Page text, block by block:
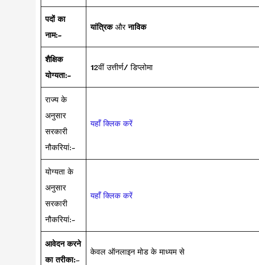
पदों का
नाम:-
यांत्रिकऔरनाविक
शैक्षिक
योग्यता:-
12वीं उत्तीर्ण/ डिप्लोमा
राज्य के
अनुसार
सरकारी
नौकरियां:-
यहाँ क्लिक करें
योग्यता के
अनुसार
सरकारी
नौकरियां:-
यहाँ क्लिक करें
आवेदन करने
का तरीका:–
केवल ऑनलाइन मोड के माध्यम से